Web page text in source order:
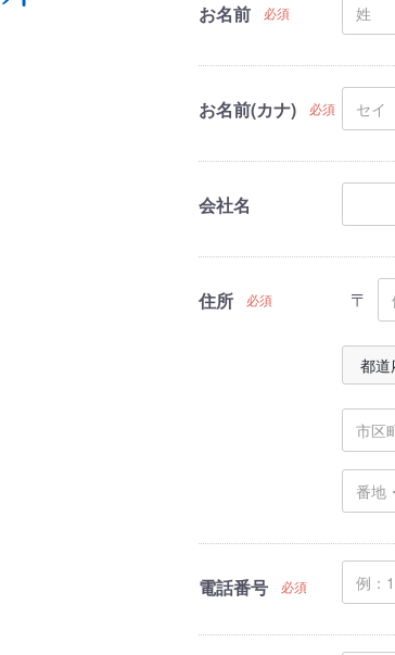
お名前 必須
お名前(カナ) 必須
会社名
住所 必須 〒
電話番号 必須